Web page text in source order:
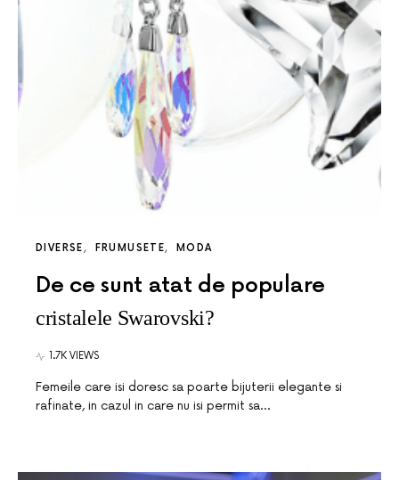
DIVERSE FRUMUSETE MODA
De ce sunt atat de populare
cristalele Swarovski?
1.7K VIEWS
Femeile care isi doresc sa poarte bijuterii elegante si
rafinate, in cazul in care nu isi permit sa…